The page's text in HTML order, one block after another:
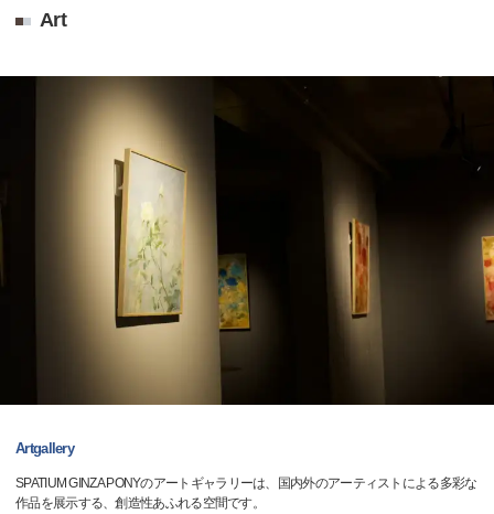
Art
Artgallery
SPATIUM GINZA PONYのアートギャラリーは、国内外のアーティストによる多彩な
作品を展示する、創造性あふれる空間です。